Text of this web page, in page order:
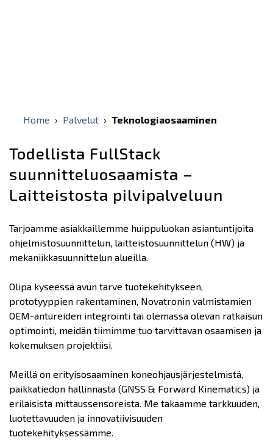
Home › Palvelut › Teknologiaosaaminen
Todellista FullStack
suunnitteluosaamista –
Laitteistosta pilvipalveluun
Tarjoamme asiakkaillemme huippuluokan asiantuntijoita
ohjelmistosuunnittelun, laitteistosuunnittelun (HW) ja
mekaniikkasuunnittelun alueilla.
Olipa kyseessä avun tarve tuotekehitykseen,
prototyyppien rakentaminen, Novatronin valmistamien
OEM-antureiden integrointi tai olemassa olevan ratkaisun
optimointi, meidän tiimimme tuo tarvittavan osaamisen ja
kokemuksen projektiisi.
Meillä on erityisosaaminen koneohjausjärjestelmistä,
paikkatiedon hallinnasta (GNSS & Forward Kinematics) ja
erilaisista mittaussensoreista. Me takaamme tarkkuuden,
luotettavuuden ja innovatiivisuuden
tuotekehityksessämme.